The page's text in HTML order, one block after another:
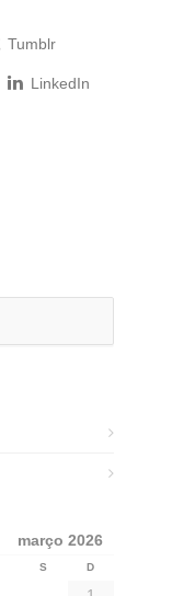
Tumblr
LinkedIn
março 2026
S D